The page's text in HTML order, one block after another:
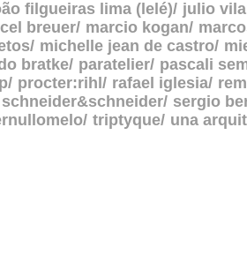
filgueiras lima (lelé) julio
breuer marcio kogan
michelle jean de castro
bratke paratelier pascali
procter:rihl rafael iglesia
schneider&schneider sergio
triptyque una